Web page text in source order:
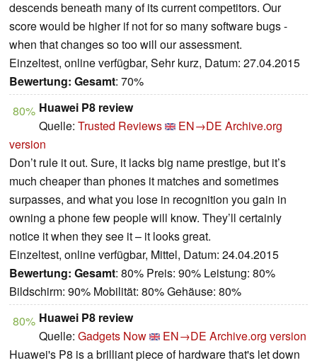
descends beneath many of its current competitors. Our
score would be higher if not for so many software bugs -
when that changes so too will our assessment.
Einzeltest, online verfügbar, Sehr kurz, Datum: 27.04.2015
Bewertung: Gesamt: 70%
80% Huawei P8 review
Quelle: Trusted Reviews EN→DE Archive.org
version
Don’t rule it out. Sure, it lacks big name prestige, but it’s
much cheaper than phones it matches and sometimes
surpasses, and what you lose in recognition you gain in
owning a phone few people will know. They’ll certainly
notice it when they see it – it looks great.
Einzeltest, online verfügbar, Mittel, Datum: 24.04.2015
Bewertung: Gesamt: 80% Preis: 90% Leistung: 80%
Bildschirm: 90% Mobilität: 80% Gehäuse: 80%
80% Huawei P8 review
Quelle: Gadgets Now EN→DE Archive.org version
Huawei's P8 is a brilliant piece of hardware that's let down